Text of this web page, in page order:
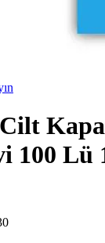
100 Lü